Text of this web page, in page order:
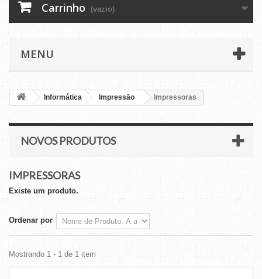
Carrinho (vazio)
MENU
Informática Impressão Impressoras
NOVOS PRODUTOS
IMPRESSORAS
Existe um produto.
Ordenar por
Mostrando 1 - 1 de 1 item